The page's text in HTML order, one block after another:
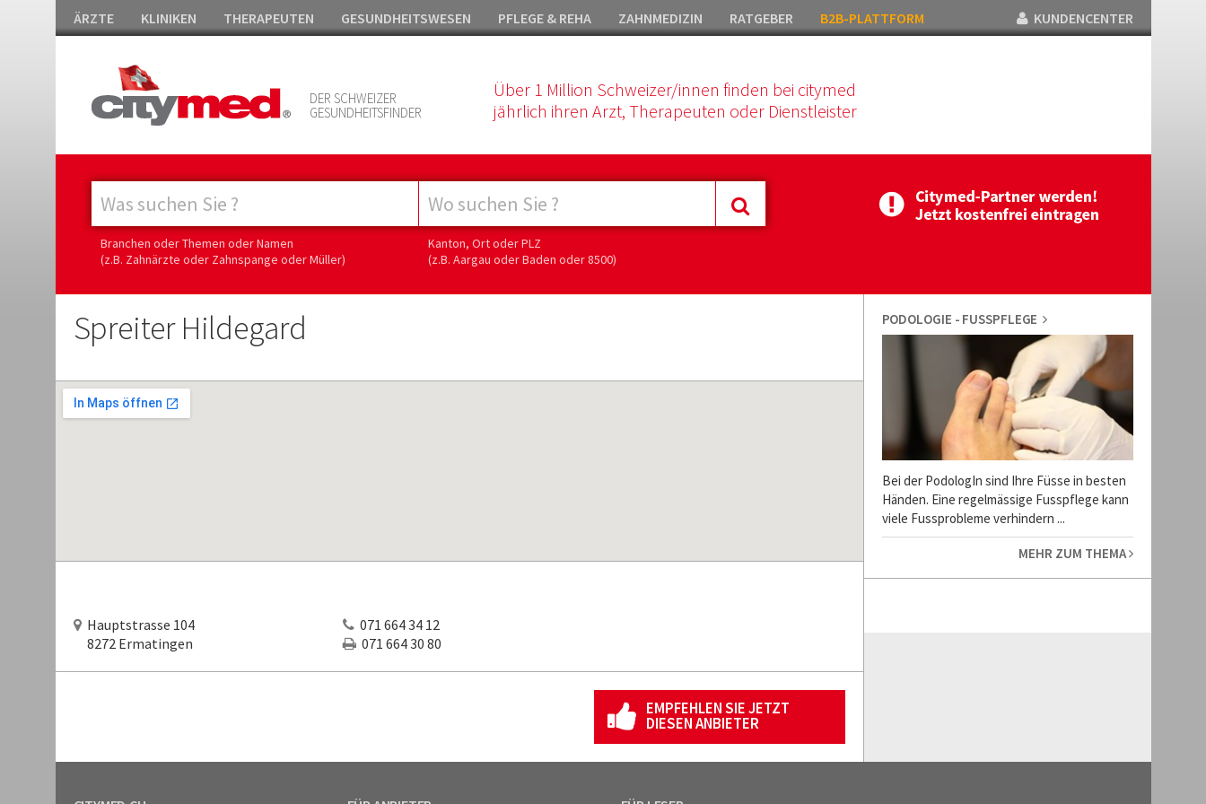
ÄRZTE KLINIKEN THERAPEUTEN GESUNDHEITSWESEN PFLEGE & REHA ZAHNMEDIZIN RATGEBER B2B-PLATTFORM KUNDENCENTER
DER SCHWEIZER
GESUNDHEITSFINDER
Über 1 Million Schweizer/innen finden bei citymed
jährlich ihren Arzt, Therapeuten oder Dienstleister
Branchen oder Themen oder Namen
(z.B. Zahnärzte oder Zahnspange oder Müller)
Kanton, Ort oder PLZ
(z.B. Aargau oder Baden oder 8500)
Spreiter Hildegard
Hauptstrasse 104
8272 Ermatingen
071 664 34 12
071 664 30 80
EMPFEHLEN SIE JETZT
DIESEN ANBIETER
PODOLOGIE - FUSSPFLEGE
Bei der PodologIn sind Ihre Füsse in besten
Händen. Eine regelmässige Fusspflege kann
viele Fussprobleme verhindern ...
MEHR ZUM THEMA